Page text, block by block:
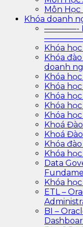
Môn Học
Khóa doanh
————-
Khóa
Khóa
doanh
Khóa
Khóa
Khóa
Khóa
Khóa
Khoá
Khoá
Khóa
Khóa
Data
Khóa
ETL –
BI –